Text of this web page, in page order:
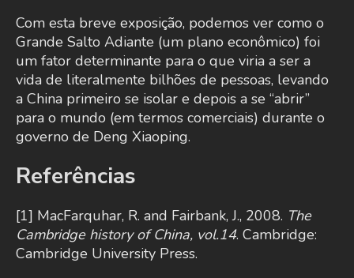
Com esta breve exposição, podemos ver como o
Grande Salto Adiante (um plano econômico) foi
um fator determinante para o que viria a ser a
vida de literalmente bilhões de pessoas, levando
a China primeiro se isolar e depois a se “abrir”
para o mundo (em termos comerciais) durante o
governo de Deng Xiaoping.
Referências
[1] MacFarquhar, R. and Fairbank, J., 2008. The
Cambridge history of China, vol.14. Cambridge:
Cambridge University Press.